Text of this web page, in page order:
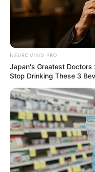
NEUROMIND PRO
Japan's Greatest
Stop Drinking These 3